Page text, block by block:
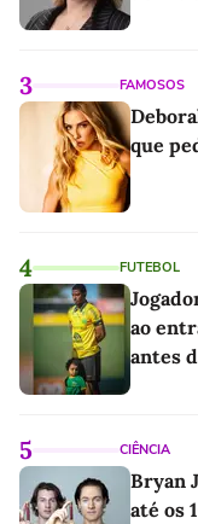
3 FAMOSOS
que
4 FUTEBOL
ao
antes
5 CIÊNCIA
Bryan
até os